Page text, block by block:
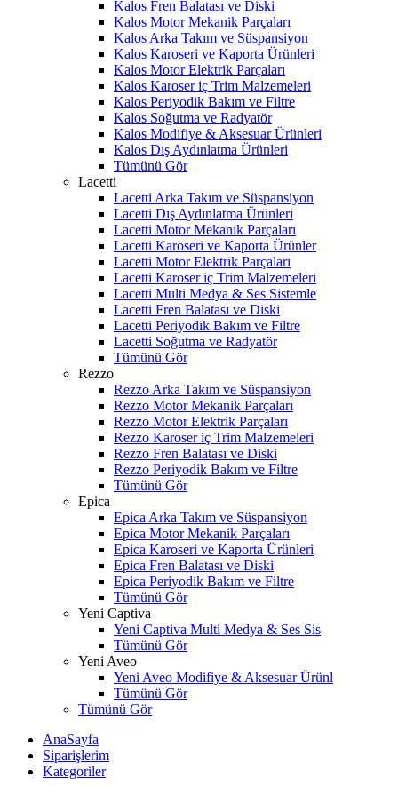
Kalos Fren Balatası ve Diski
Kalos Motor Mekanik Parçaları
Kalos Arka Takım ve Süspansiyon
Kalos Karoseri ve Kaporta Ürünleri
Kalos Motor Elektrik Parçaları
Kalos Karoser iç Trim Malzemeleri
Kalos Periyodik Bakım ve Filtre
Kalos Soğutma ve Radyatör
Kalos Modifiye & Aksesuar Ürünleri
Kalos Dış Aydınlatma Ürünleri
Tümünü Gör
Lacetti
Lacetti Arka Takım ve Süspansiyon
Lacetti Dış Aydınlatma Ürünleri
Lacetti Motor Mekanik Parçaları
Lacetti Karoseri ve Kaporta Ürünler
Lacetti Motor Elektrik Parçaları
Lacetti Karoser iç Trim Malzemeleri
Lacetti Multi Medya & Ses Sistemle
Lacetti Fren Balatası ve Diski
Lacetti Periyodik Bakım ve Filtre
Lacetti Soğutma ve Radyatör
Tümünü Gör
Rezzo
Rezzo Arka Takım ve Süspansiyon
Rezzo Motor Mekanik Parçaları
Rezzo Motor Elektrik Parçaları
Rezzo Karoser iç Trim Malzemeleri
Rezzo Fren Balatası ve Diski
Rezzo Periyodik Bakım ve Filtre
Tümünü Gör
Epica
Epica Arka Takım ve Süspansiyon
Epica Motor Mekanik Parçaları
Epica Karoseri ve Kaporta Ürünleri
Epica Fren Balatası ve Diski
Epica Periyodik Bakım ve Filtre
Tümünü Gör
Yeni Captiva
Yeni Captiva Multi Medya & Ses Sis
Tümünü Gör
Yeni Aveo
Yeni Aveo Modifiye & Aksesuar Ürünl
Tümünü Gör
Tümünü Gör
AnaSayfa
Siparişlerim
Kategoriler